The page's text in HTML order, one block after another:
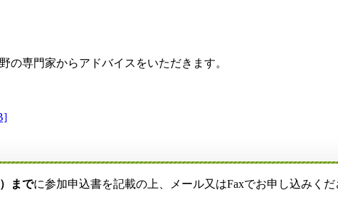
専門家からアドバイスをいただきます。
までに参加申込書を記載の上、メール又はFaxでお申し込みくだ